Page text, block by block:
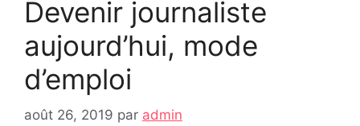
Devenir journaliste
aujourd’hui, mode
d’emploi
août 26, 2019 par admin